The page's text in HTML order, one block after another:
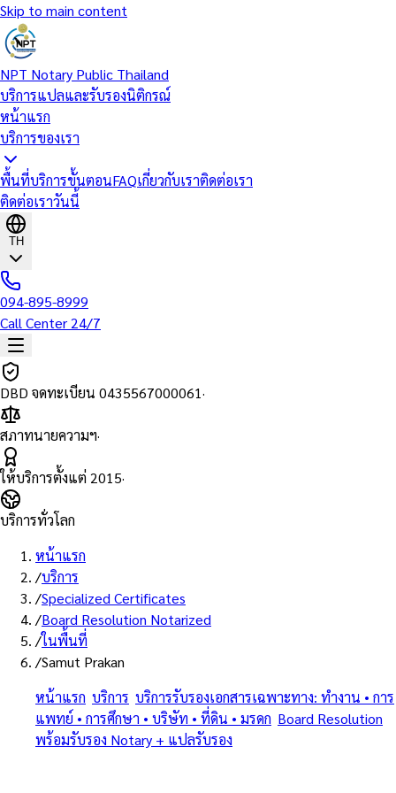
Skip to main content
NPT Notary Public Thailand
บริการแปลและรับรองนิติกรณ์
หน้าแรก
บริการของเรา
พื้นที่บริการขั้นตอนFAQเกี่ยวกับเราติดต่อเรา
ติดต่อเราวันนี้
TH
094-895-8999
Call Center 24/7
DBD จดทะเบียน 0435567000061·
สภาทนายความฯ·
ให้บริการตั้งแต่ 2015·
บริการทั่วโลก
หน้าแรก
/บริการ
/Specialized Certificates
/Board Resolution Notarized
/ในพื้นที่
/Samut Prakan
หน้าแรก บริการ บริการรับรองเอกสารเฉพาะทาง: ทำงาน • การ
แพทย์ • การศึกษา • บริษัท • ที่ดิน • มรดก Board Resolution
พร้อมรับรอง Notary + แปลรับรอง